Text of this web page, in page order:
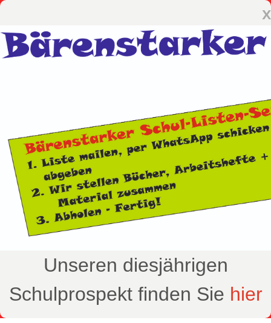
x
Unseren diesjährigen
Schulprospekt finden Sie hier